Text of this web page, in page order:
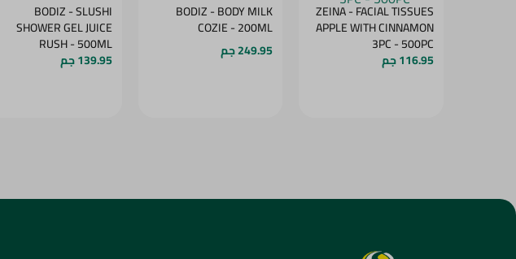
ZEINA - FACIAL TISSUES
APPLE WITH CINNAMON
3PC - 500PC
116.95 جم
BODIZ - BODY MILK
COZIE - 200ML
249.95 جم
BODIZ - SLUSHI
SHOWER GEL JUICE
RUSH - 500ML
139.95 جم